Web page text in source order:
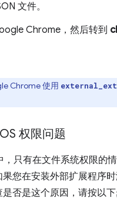
文件。
Chrome，然后转到
Chrome 使用
权限问题
，只有在文件系统权限的
果您在安装外部扩展程序
否是这个原因，请按以下